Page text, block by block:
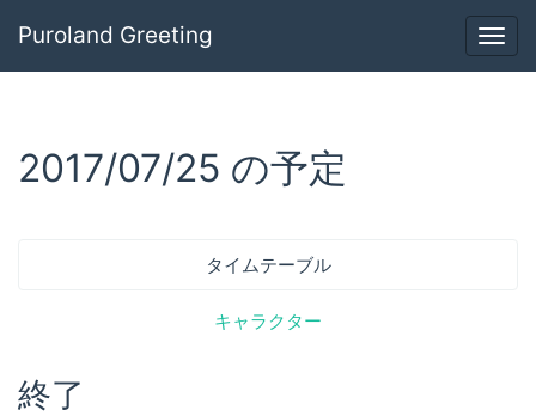
Puroland Greeting
2017/07/25 の予定
タイムテーブル
キャラクター
終了